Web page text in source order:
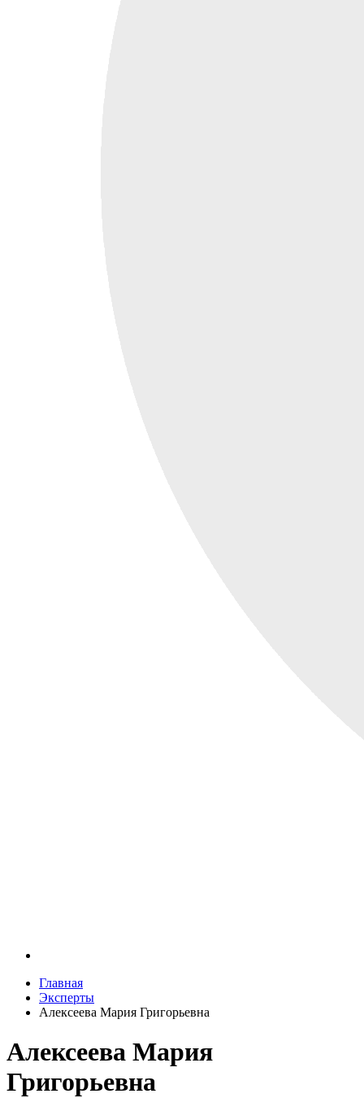
Главная
Эксперты
Алексеева Мария Григорьевна
Алексеева Мария
Григорьевна